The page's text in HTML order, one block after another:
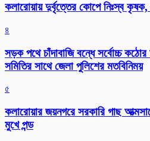
কলারোয়ায় দুর্বৃত্তের কোপে নিঃস্ব
৪
সড়ক পথে চাঁদাবাজি বন্ধে সর্বোচ্চ
সমিতির সাথে জেলা পুলিশের মতবিনিময়
৫
কলারোয়ার জয়নগরে সরকারি গাছ
মুখে পন্ড